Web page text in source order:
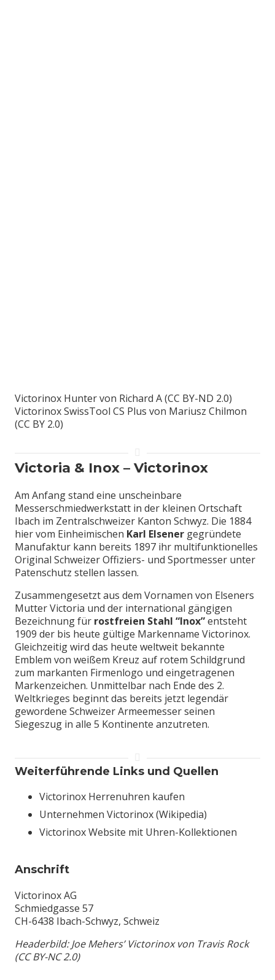
Victorinox Hunter von Richard A (CC BY-ND 2.0)
Victorinox SwissTool CS Plus von Mariusz Chilmon
(CC BY 2.0)
Victoria & Inox – Victorinox
Am Anfang stand eine unscheinbare
Messerschmiedwerkstatt in der kleinen Ortschaft
Ibach im Zentralschweizer Kanton Schwyz. Die 1884
hier vom Einheimischen Karl Elsener gegründete
Manufaktur kann bereits 1897 ihr multifunktionelles
Original Schweizer Offiziers- und Sportmesser unter
Patenschutz stellen lassen.
Zusammengesetzt aus dem Vornamen von Elseners
Mutter Victoria und der international gängigen
Bezeichnung für rostfreien Stahl “Inox”entsteht
1909 der bis heute gültige Markenname Victorinox.
Gleichzeitig wird das heute weltweit bekannte
Emblem von weißem Kreuz auf rotem Schildgrund
zum markanten Firmenlogo und eingetragenen
Markenzeichen. Unmittelbar nach Ende des 2.
Weltkrieges beginnt das bereits jetzt legendär
gewordene Schweizer Armeemesser seinen
Siegeszug in alle 5 Kontinente anzutreten.
Weiterführende Links und Quellen
Victorinox Herrenuhren kaufen
Unternehmen Victorinox (Wikipedia)
Victorinox Website mit Uhren-Kollektionen
Anschrift
Victorinox AG
Schmiedgasse 57
CH-6438 Ibach-Schwyz, Schweiz
Headerbild: Joe Mehers’ Victorinox von Travis Rock
(CC BY-NC 2.0)